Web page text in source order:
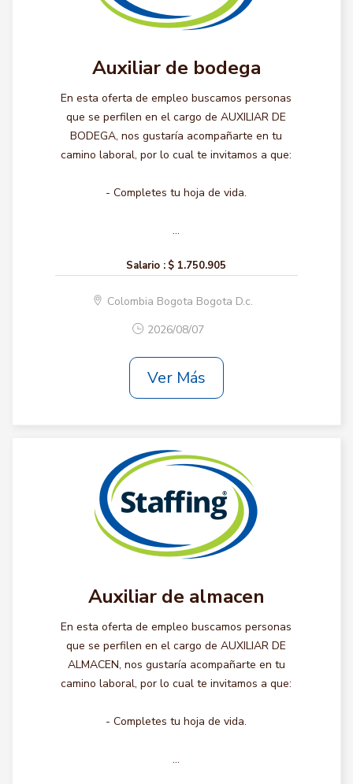
Auxiliar de bodega
En esta oferta de empleo buscamos personas
que se perfilen en el cargo de AUXILIAR DE
BODEGA, nos gustaría acompañarte en tu
camino laboral, por lo cual te invitamos a que:
- Completes tu hoja de vida.
...
Salario : $ 1.750.905
Colombia Bogota Bogota D.c.
2026/08/07
Ver Más
Auxiliar de almacen
En esta oferta de empleo buscamos personas
que se perfilen en el cargo de AUXILIAR DE
ALMACEN, nos gustaría acompañarte en tu
camino laboral, por lo cual te invitamos a que:
- Completes tu hoja de vida.
...